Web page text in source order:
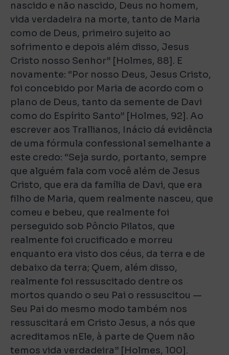
nascido e não nascido, Deus no homem,
vida verdadeira na morte, tanto de Maria
como de Deus, primeiro sujeito ao
sofrimento e depois além disso, Jesus
Cristo nosso Senhor” [Holmes, 88]. E
novamente: “Por nosso Deus, Jesus Cristo,
foi concebido por Maria de acordo com o
plano de Deus, tanto da semente de Davi
como do Espírito Santo” [Holmes, 92]. Ao
escrever aos Trallianos, Inácio dá evidência
de uma fórmula confessional semelhante a
este credo: “Seja surdo, portanto, sempre
que alguém fala com você além de Jesus
Cristo, que era da família de Davi, que era
filho de Maria, quem realmente nasceu, que
comeu e bebeu, que realmente foi
perseguido sob Pôncio Pilatos, que
realmente foi crucificado e morreu
enquanto era visto dos céus, da terra e de
debaixo da terra; Quem, além disso,
realmente foi ressuscitado dentre os
mortos quando o seu Pai o ressuscitou —
Seu Pai do mesmo modo também nos
ressuscitará em Cristo Jesus, a nós que
acreditamos nEle, à parte de Quem não
temos vida verdadeira” [Holmes, 100].